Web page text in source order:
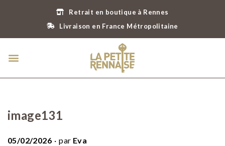
Retrait en boutique à Rennes
Livraison en France Métropolitaine
image131
P
05/02/2026 par Eva